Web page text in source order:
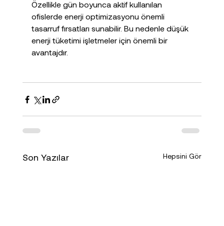
Özellikle gün boyunca aktif kullanılan
ofislerde enerji optimizasyonu önemli
tasarruf fırsatları sunabilir. Bu nedenle düşük
enerji tüketimi işletmeler için önemli bir
avantajdır.
Son Yazılar Hepsini Gör